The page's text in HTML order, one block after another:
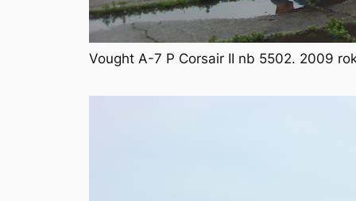
Vought A-7 P Corsair II nb 5502. 2009